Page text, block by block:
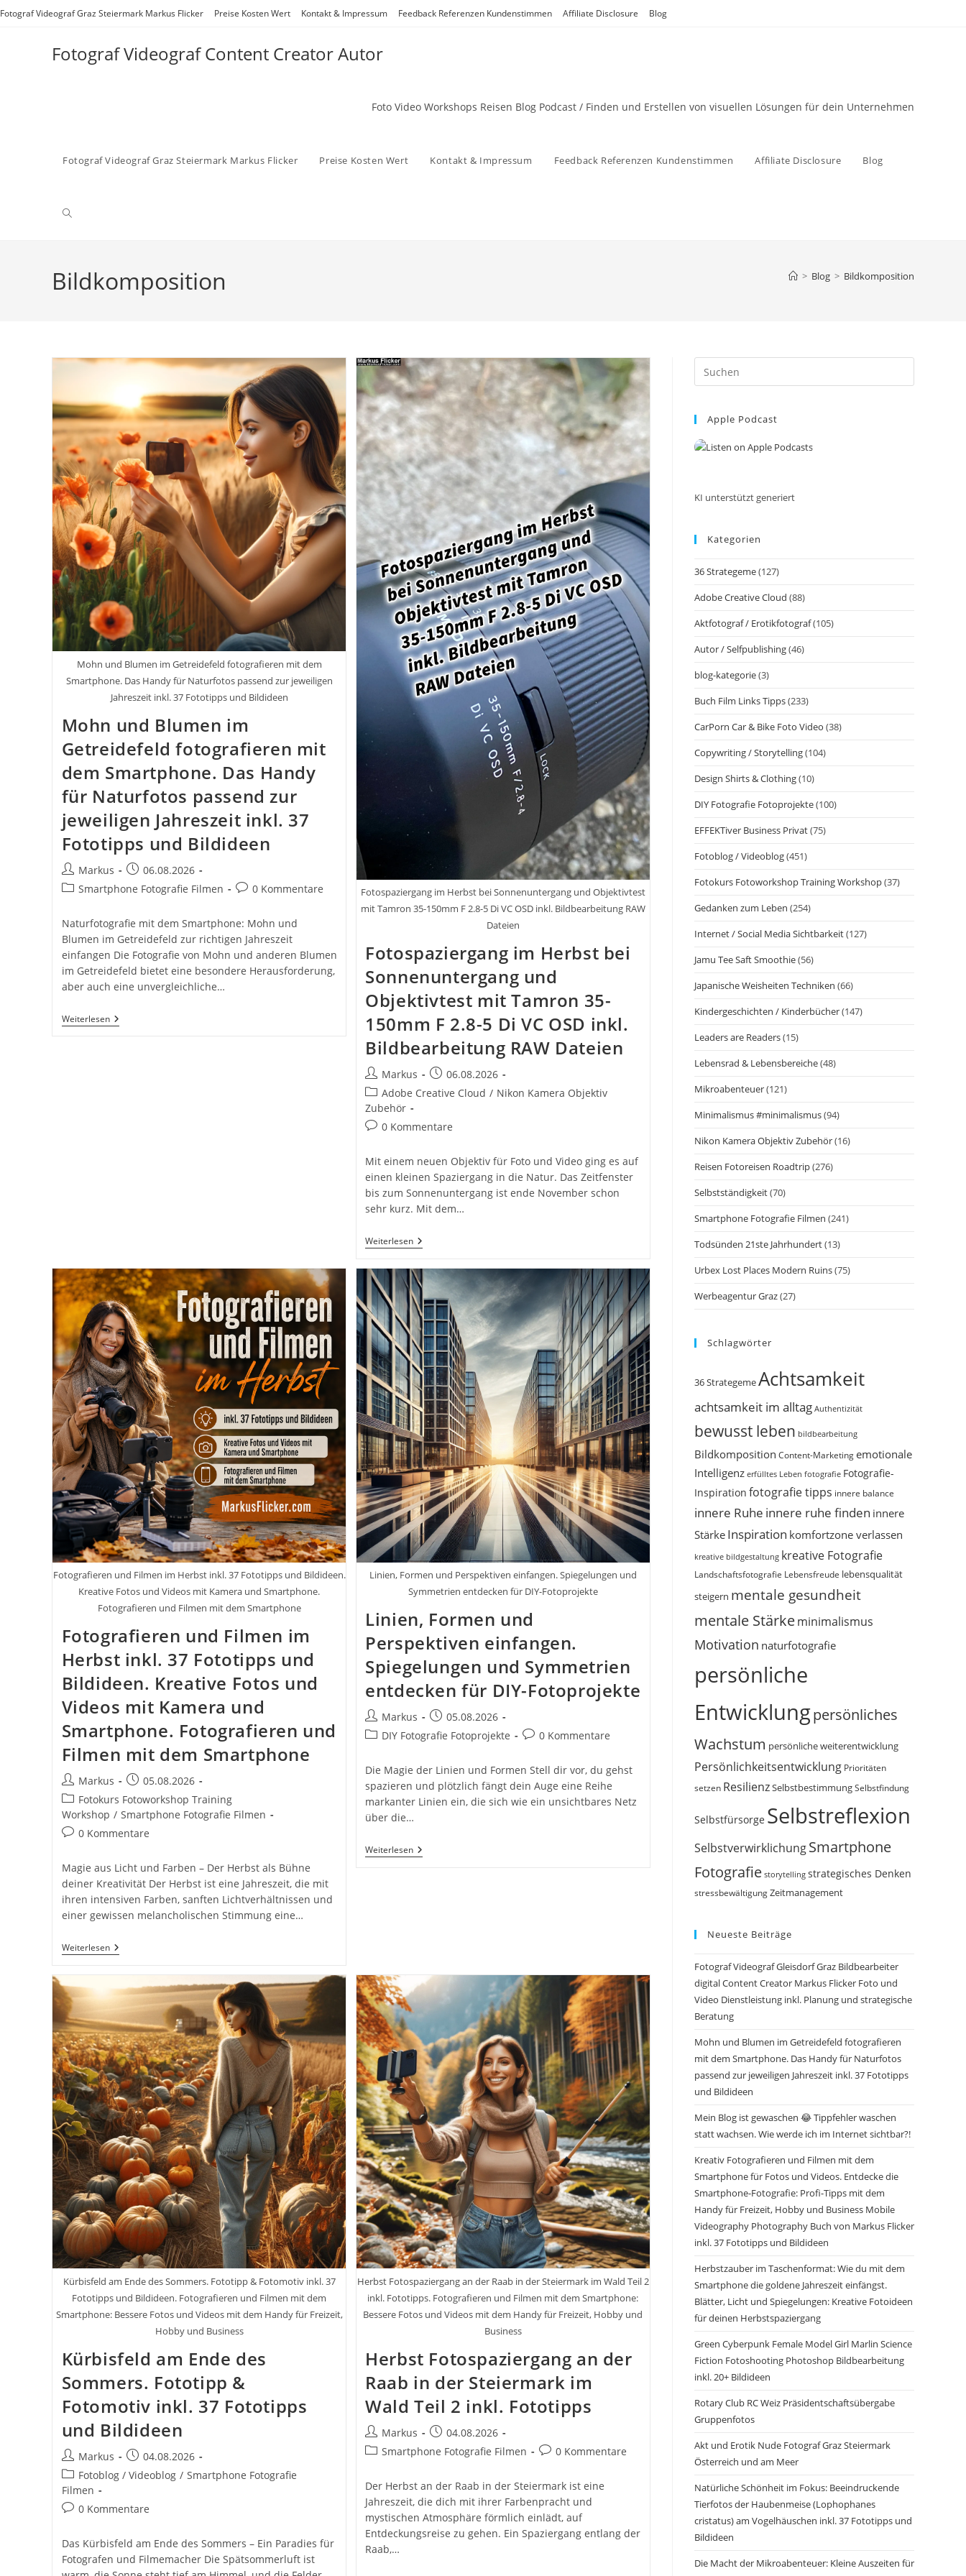
Zum
Fotograf Videograf Graz Steiermark Markus Flicker Preise Kosten Wert Kontakt & Impressum Feedback Referenzen Kundenstimmen Affiliate Disclosure Blog
Fotograf Videograf Content Creator Autor
Foto Video Workshops Reisen Blog Podcast / Finden und Erstellen von visuellen Lösungen für dein Unternehmen
Fotograf Videograf Graz Steiermark Markus Flicker Preise Kosten Wert Kontakt & Impressum Feedback Referenzen Kundenstimmen Affiliate Disclosure Blog
Website-
Bildkomposition > Blog > Bildkomposition
Mohn und Blumen im Getreidefeld fotografieren mit dem
Smartphone. Das Handy für Naturfotos passend zur jeweiligen
Jahreszeit inkl. 37 Fototipps und Bildideen
Mohn und Blumen im
Getreidefeld fotografieren mit
dem Smartphone. Das Handy
für Naturfotos passend zur
jeweiligen Jahreszeit inkl. 37
Fototipps und Bildideen
Beitrags-
Autor:
Markus
Beitrag
veröffentlicht:
06.08.2026
Beitrags-
Smartphone Fotografie Filmen
Beitrags-
0 Kommentare
Naturfotografie mit dem Smartphone: Mohn und
Blumen im Getreidefeld zur richtigen Jahreszeit
einfangen Die Fotografie von Mohn und anderen Blumen
im Getreidefeld bietet eine besondere Herausforderung,
aber auch eine unvergleichliche…
WeiterlesenMohn
Und
Fotospaziergang im Herbst bei Sonnenuntergang und Objektivtest
mit Tamron 35-150mm F 2.8-5 Di VC OSD inkl. Bildbearbeitung RAW
Dateien
Fotospaziergang im Herbst bei
Sonnenuntergang und
Objektivtest mit Tamron 35-
150mm F 2.8-5 Di VC OSD inkl.
Bildbearbeitung RAW Dateien
Beitrags-
Autor:
Markus
Beitrag
veröffentlicht:
06.08.2026
Beitrags-
Kategorie:
Adobe Creative Cloud / Nikon Kamera Objektiv
Zubehör
Beitrags-
0 Kommentare
Mit einem neuen Objektiv für Foto und Video ging es auf
einen kleinen Spaziergang in die Natur. Das Zeitfenster
bis zum Sonnenuntergang ist ende November schon
sehr kurz. Mit dem…
WeiterlesenFotospaziergang
Im
Bei
Sonnenuntergang
Und
Objektivtest
Mit
Tamron
35-
150mm
F
2.8-
5
Di
VC
OSD
Inkl.
Bildbearbeitung
RAW
Dateien
Fotografieren und Filmen im Herbst inkl. 37 Fototipps und Bildideen.
Kreative Fotos und Videos mit Kamera und Smartphone.
Fotografieren und Filmen mit dem Smartphone
Fotografieren und Filmen im
Herbst inkl. 37 Fototipps und
Bildideen. Kreative Fotos und
Videos mit Kamera und
Smartphone. Fotografieren und
Filmen mit dem Smartphone
Beitrags-
Autor:
Markus
Beitrag
veröffentlicht:
05.08.2026
Beitrags-
Kategorie:
Fotokurs Fotoworkshop Training
Workshop / Smartphone Fotografie Filmen
Beitrags-
0 Kommentare
Magie aus Licht und Farben – Der Herbst als Bühne
deiner Kreativität Der Herbst ist eine Jahreszeit, die mit
ihren intensiven Farben, sanften Lichtverhältnissen und
einer gewissen melancholischen Stimmung eine…
WeiterlesenFotografieren
Und
Herbst
Inkl.
37
Fototipps
Und
Bildideen.
Kreative
Fotos
Und
Videos
Mit
Kamera
Und
Smartphone.
Fotografieren
Und
Filmen
Mit
Dem
Smartphone
Linien, Formen und Perspektiven einfangen. Spiegelungen und
Symmetrien entdecken für DIY-Fotoprojekte
Linien, Formen und
Perspektiven einfangen.
Spiegelungen und Symmetrien
entdecken für DIY-Fotoprojekte
Beitrags-
Autor:
Markus
Beitrag
veröffentlicht:
05.08.2026
Beitrags-
DIY Fotografie Fotoprojekte
Beitrags-
0 Kommentare
Die Magie der Linien und Formen Stell dir vor, du gehst
spazieren und plötzlich fängt dein Auge eine Reihe
markanter Linien ein, die sich wie ein unsichtbares Netz
über die…
WeiterlesenLinien,
Formen
Fotoprojekte
Kürbisfeld am Ende des Sommers. Fototipp & Fotomotiv inkl. 37
Fototipps und Bildideen. Fotografieren und Filmen mit dem
Smartphone: Bessere Fotos und Videos mit dem Handy für Freizeit,
Hobby und Business
Kürbisfeld am Ende des
Sommers. Fototipp &
Fotomotiv inkl. 37 Fototipps
und Bildideen
Beitrags-
Autor:
Markus
Beitrag
veröffentlicht:
04.08.2026
Beitrags-
Kategorie:
Fotoblog / Videoblog / Smartphone Fotografie
Filmen
Beitrags-
0 Kommentare
Das Kürbisfeld am Ende des Sommers – Ein Paradies für
Fotografen und Filmemacher Die Spätsommerluft ist
Herbst Fotospaziergang an der Raab in der Steiermark im Wald Teil 2
inkl. Fototipps. Fotografieren und Filmen mit dem Smartphone:
Bessere Fotos und Videos mit dem Handy für Freizeit, Hobby und
Business
Herbst Fotospaziergang an der
Raab in der Steiermark im
Wald Teil 2 inkl. Fototipps
Beitrags-
Autor:
Markus
Beitrag
veröffentlicht:
04.08.2026
Beitrags-
Smartphone Fotografie Filmen
Beitrags-
0 Kommentare
Der Herbst an der Raab in der Steiermark ist eine
Jahreszeit, die dich mit ihrer Farbenpracht und
mystischen Atmosphäre förmlich einlädt, auf
Entdeckungsreise zu gehen. Ein Spaziergang entlang der
Raab,…
Escape
Apple Podcast
KI unterstützt generiert
Kategorien
36 Strategeme(127)
Adobe Creative Cloud (88)
Aktfotograf / Erotikfotograf(105)
Autor / Selfpublishing(46)
blog-kategorie(3)
Buch Film Links Tipps(233)
CarPorn Car & Bike Foto Video (38)
Copywriting / Storytelling(104)
Design Shirts & Clothing(10)
DIY Fotografie Fotoprojekte(100)
EFFEKTiver Business Privat(75)
Fotoblog / Videoblog(451)
Fotokurs Fotoworkshop Training Workshop(37)
Gedanken zum Leben (254)
Internet / Social Media Sichtbarkeit(127)
Jamu Tee Saft Smoothie(56)
Japanische Weisheiten Techniken (66)
Kindergeschichten / Kinderbücher(147)
Leaders are Readers(15)
Lebensrad & Lebensbereiche(48)
Mikroabenteuer(121)
Minimalismus #minimalismus(94)
Nikon Kamera Objektiv Zubehör(16)
Reisen Fotoreisen Roadtrip(276)
Selbstständigkeit(70)
Smartphone Fotografie Filmen (241)
Todsünden 21ste Jahrhundert(13)
Urbex Lost Places Modern Ruins(75)
Werbeagentur Graz(27)
Schlagwörter
36 StrategemeAchtsamkeit
achtsamkeit im alltag Authentizität
bewusst leben bildbearbeitung
Bildkomposition Content-Marketingemotionale
Intelligenz erfülltes Leben fotografie Fotografie-
Inspiration fotografie tipps innere balance
innere Ruhe innere ruhe finden innere
Stärke Inspiration komfortzone verlassen
kreative bildgestaltung kreative Fotografie
Landschaftsfotografie Lebensfreude lebensqualität
steigern mentale gesundheit
mentale Stärkeminimalismus
Motivation naturfotografie
persönliche
Entwicklungpersönliches
Wachstum persönliche weiterentwicklung
Persönlichkeitsentwicklung Prioritäten
setzen ResilienzSelbstbestimmungSelbstfindung
Selbstfürsorge Selbstreflexion
SelbstverwirklichungSmartphone
Fotografie storytelling strategisches Denken
stressbewältigung Zeitmanagement
Neueste Beiträge
Fotograf Videograf Gleisdorf Graz Bildbearbeiter
digital Content Creator Markus Flicker Foto und
Video Dienstleistung inkl. Planung und strategische
Beratung
Mohn und Blumen im Getreidefeld fotografieren
mit dem Smartphone. Das Handy für Naturfotos
passend zur jeweiligen Jahreszeit inkl. 37 Fototipps
und Bildideen
Mein Blog ist gewaschen 😂 Tippfehler waschen
statt wachsen. Wie werde ich im Internet sichtbar?!
Kreativ Fotografieren und Filmen mit dem
Smartphone für Fotos und Videos. Entdecke die
Smartphone-Fotografie: Profi-Tipps mit dem
Handy für Freizeit, Hobby und Business Mobile
Videography Photography Buch von Markus Flicker
inkl. 37 Fototipps und Bildideen
Herbstzauber im Taschenformat: Wie du mit dem
Smartphone die goldene Jahreszeit einfängst.
Blätter, Licht und Spiegelungen: Kreative Fotoideen
für deinen Herbstspaziergang
Green Cyberpunk Female Model Girl Marlin Science
Fiction Fotoshooting Photoshop Bildbearbeitung
inkl. 20+ Bildideen
Rotary Club RC Weiz Präsidentschaftsübergabe
Gruppenfotos
Akt und Erotik Nude Fotograf Graz Steiermark
Österreich und am Meer
Natürliche Schönheit im Fokus: Beeindruckende
Tierfotos der Haubenmeise (Lophophanes
cristatus) am Vogelhäuschen inkl. 37 Fototipps und
Bildideen
Die Macht der Mikroabenteuer: Kleine Auszeiten für